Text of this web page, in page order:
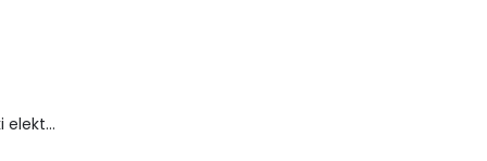
Wózek inwalidzki elektryczny - FLASH-TIM